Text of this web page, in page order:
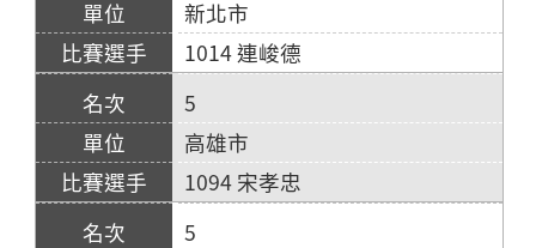
新北市
1014 連峻德
5
高雄市
1094 宋孝忠
5